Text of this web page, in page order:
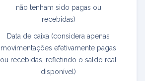
não tenham sido pagas ou
recebidas)
Data de caixa (considera apenas
movimentações efetivamente pagas
ou recebidas, refletindo o saldo real
disponível)